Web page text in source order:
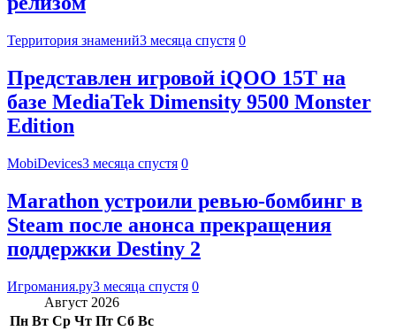
Территория знамений3 месяца спустя 0
Представлен игровой iQOO 15T на
базе MediaTek Dimensity 9500 Monster
Edition
MobiDevices3 месяца спустя 0
Marathon устроили ревью-бомбинг в
Steam после анонса прекращения
поддержки Destiny 2
Игромания.ру3 месяца спустя 0
Август 2026
Пн Вт Ср Чт Пт Сб Вс